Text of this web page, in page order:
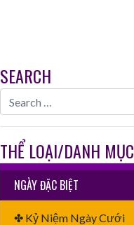
SEARCH
THỂ LOẠI/DANH MỤC
NGÀY ĐẶC BIỆT
✤ Kỷ Niệm Ngày Cưới